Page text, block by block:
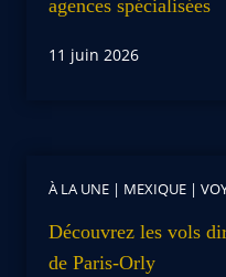
agences spécialisées
11 juin 2026
À LA UNE | MEXIQUE |
Découvrez les vols
de Paris-Orly